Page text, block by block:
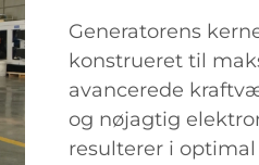
Generatorens
konstrueret til
avancerede
og nøjagtig
resulterer i